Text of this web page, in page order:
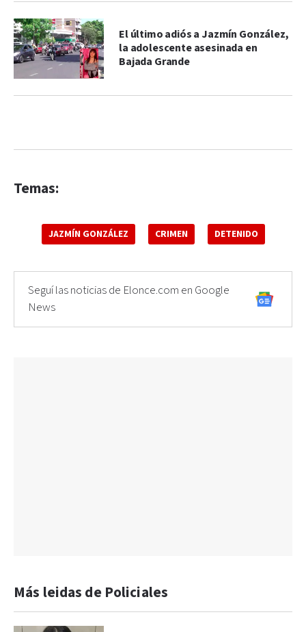
El último adiós a Jazmín González,
la adolescente asesinada en
Bajada Grande
Temas:
JAZMÍN GONZÁLEZ CRIMEN DETENIDO
Seguí las noticias de Elonce.com en Google
News
Más leidas de Policiales